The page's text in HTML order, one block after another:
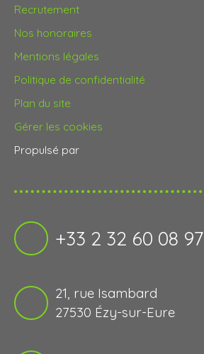
Recrutement
Nos honoraires
Mentions légales
Politique de confidentialité
Plan du site
Gérer les cookies
Propulsé par
+33 2 32 60 08 97
21, rue Isambard
27530 Ézy-sur-Eure